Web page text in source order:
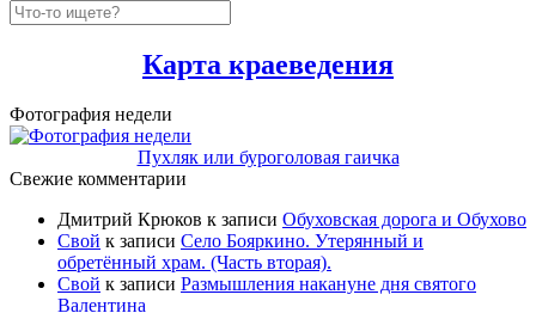
Карта краеведения
Фотография недели
Пухляк или буроголовая гаичка
Свежие комментарии
Дмитрий Крюков к записи Обуховская дорога и Обухово
Свой к записи Село Бояркино. Утерянный и
обретённый храм. (Часть вторая).
Свой к записи Размышления накануне дня святого
Валентина